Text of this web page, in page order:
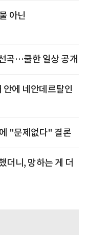
아닌
곡…쿨한 일상 공개
에 네안데르탈인
"문제없다" 결론
더니, 망하는 게 더